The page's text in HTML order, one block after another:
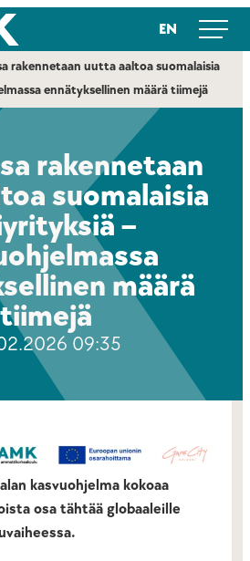
EN
rakennetaan uutta aaltoa suomalaisia
ennätyksellinen määrä tiimejä
rakennetaan
suomalaisia
–
määrä
tiimejä
09:35
kasvuohjelma kokoaa
osa tähtää globaaleille